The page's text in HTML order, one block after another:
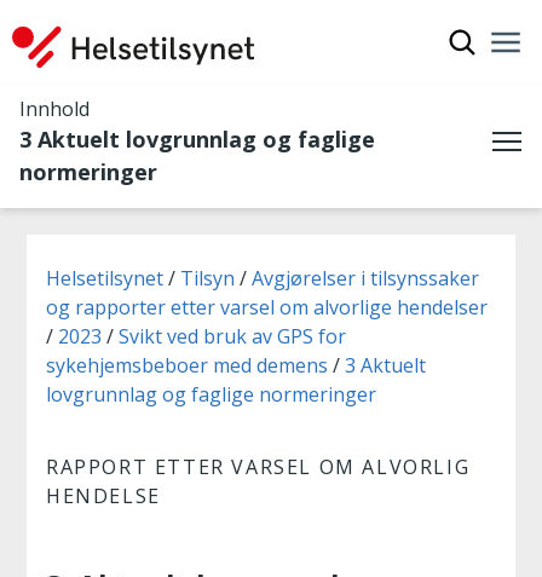
Innhold
3 Aktuelt lovgrunnlag og faglige
normeringer
Du er her:
Helsetilsynet Tilsyn
Avgjørelser i tilsynssaker
og rapporter etter varsel om alvorlige hendelser
2023
Svikt ved bruk av GPS for
sykehjemsbeboer med demens
3 Aktuelt
lovgrunnlag og faglige normeringer
RAPPORT ETTER VARSEL OM ALVORLIG
HENDELSE